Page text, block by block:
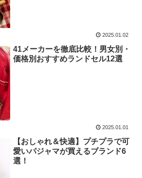
2025.01.02
41メーカーを徹底比較！男女別・
価格別おすすめランドセル12選
2025.01.01
【おしゃれ＆快適】プチプラで可
愛いパジャマが買えるブランド6
選！